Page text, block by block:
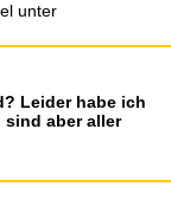
unter
Leider habe ich
sind aber aller